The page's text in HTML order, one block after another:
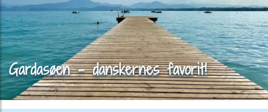
Gardasøen - danskernes favorit!